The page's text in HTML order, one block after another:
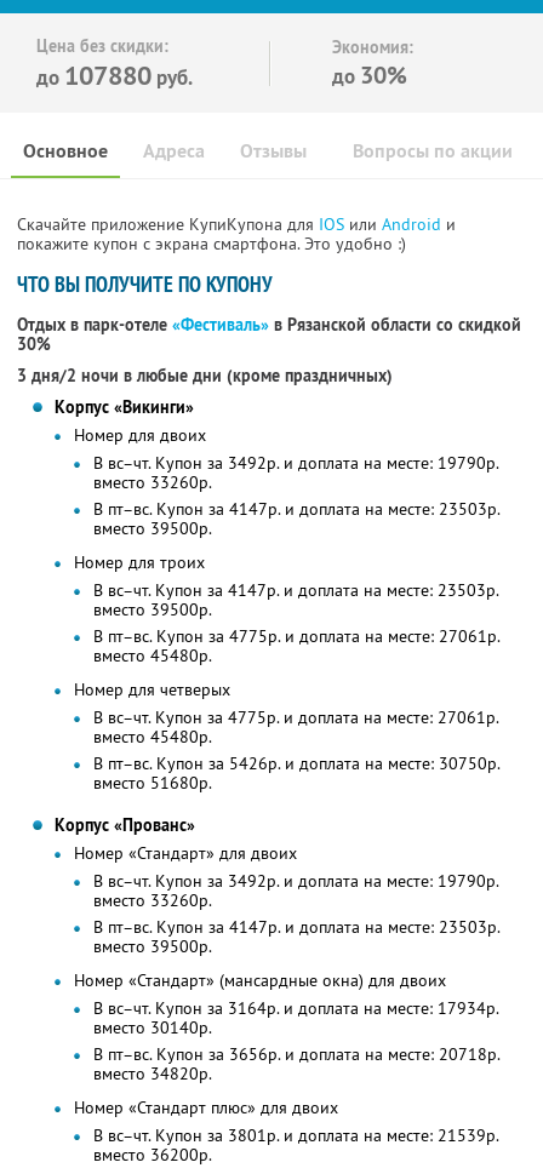
Цена без скидки:
до 107880 руб.
Экономия:
до 30%
Основное Отзывы Вопросы по акции
Адреса
Скачайте приложение КупиКупона для IOS или Android и
покажите купон с экрана смартфона. Это удобно :)
ЧТО ВЫ ПОЛУЧИТЕ ПО КУПОНУ
Отдых в парк-отеле «Фестиваль» в Рязанской области со скидкой
30%
3 дня/2 ночи в любые дни (кроме праздничных)
Корпус «Викинги»
Номер для двоих
В вс–чт. Купон за 3492р. и доплата на месте: 19790р.
вместо 33260р.
В пт–вс. Купон за 4147р. и доплата на месте: 23503р.
вместо 39500р.
Номер для троих
В вс–чт. Купон за 4147р. и доплата на месте: 23503р.
вместо 39500р.
В пт–вс. Купон за 4775р. и доплата на месте: 27061р.
вместо 45480р.
Номер для четверых
В вс–чт. Купон за 4775р. и доплата на месте: 27061р.
вместо 45480р.
В пт–вс. Купон за 5426р. и доплата на месте: 30750р.
вместо 51680р.
Корпус «Прованс»
Номер «Стандарт» для двоих
В вс–чт. Купон за 3492р. и доплата на месте: 19790р.
вместо 33260р.
В пт–вс. Купон за 4147р. и доплата на месте: 23503р.
вместо 39500р.
Номер «Стандарт» (мансардные окна) для двоих
В вс–чт. Купон за 3164р. и доплата на месте: 17934р.
вместо 30140р.
В пт–вс. Купон за 3656р. и доплата на месте: 20718р.
вместо 34820р.
Номер «Стандарт плюс» для двоих
В вс–чт. Купон за 3801р. и доплата на месте: 21539р.
вместо 36200р.